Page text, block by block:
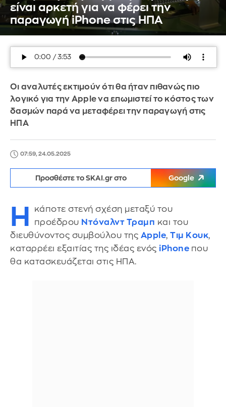
είναι αρκετή για να φέρει την
παραγωγή iPhone στις ΗΠΑ
Οι αναλυτές εκτιμούν ότι θα ήταν πιθανώς πιο
λογικό για την Apple να επωμιστεί το κόστος των
δασμών παρά να μεταφέρει την παραγωγή στις
ΗΠΑ
07:59, 24.05.2025
Προσθέστε το SKAI.gr στο Google
Η
κάποτε στενή σχέση μεταξύ του
προέδρου Ντόναλντ Τραμπ και του
διευθύνοντος συμβούλου της Apple, Τιμ Κουκ,
καταρρέει εξαιτίας της ιδέας ενός iPhone που
θα κατασκευάζεται στις ΗΠΑ.